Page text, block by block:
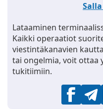
Lataaminen
Kaikki operaatiot
viestintäkanavien
tai ongelmia, voit ottaa
tukitiimiin.